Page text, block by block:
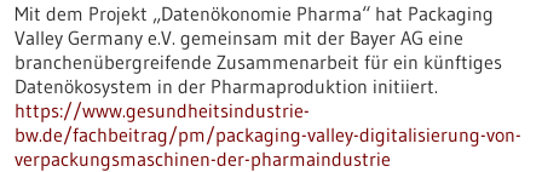
Mit dem Projekt „Datenökonomie Pharma“ hat Packaging
Valley Germany e.V. gemeinsam mit der Bayer AG eine
branchenübergreifende Zusammenarbeit für ein künftiges
Datenökosystem in der Pharmaproduktion initiiert.
https://www.gesundheitsindustrie-
bw.de/fachbeitrag/pm/packaging-valley-digitalisierung-von-
verpackungsmaschinen-der-pharmaindustrie